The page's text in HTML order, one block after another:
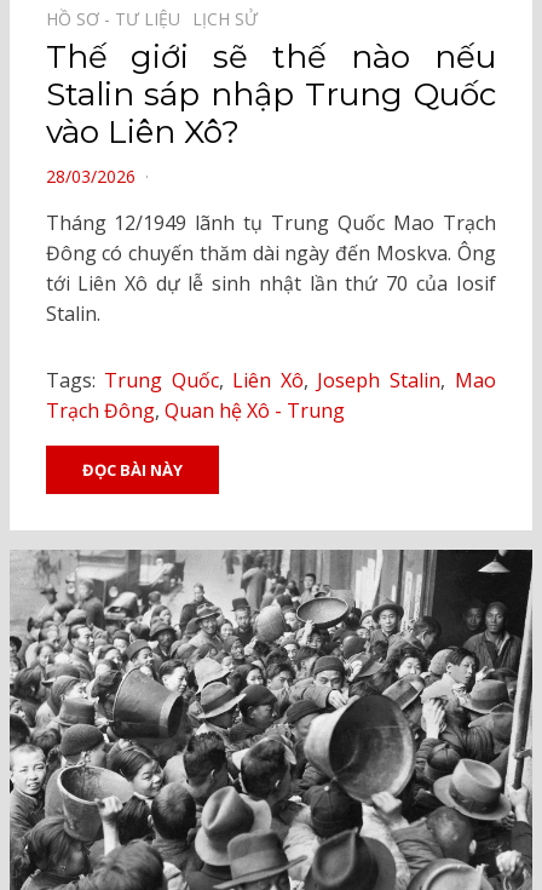
HỒ SƠ - TƯ LIỆU⠀ LỊCH SỬ⠀
Thế giới sẽ thế nào nếu
Stalin sáp nhập Trung Quốc
vào Liên Xô?
POSTED
28/03/2026
Tháng 12/1949 lãnh tụ Trung Quốc Mao Trạch
Đông có chuyến thăm dài ngày đến Moskva. Ông
tới Liên Xô dự lễ sinh nhật lần thứ 70 của Iosif
Stalin.
Tags: Trung Quốc, Liên Xô, Joseph Stalin, Mao
Trạch Đông, Quan hệ Xô - Trung
ĐỌC BÀI NÀY